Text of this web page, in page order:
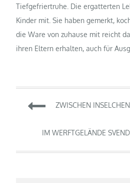
Tiefgefriertruhe. Die ergatterten
Kinder mit. Sie haben gemerkt,
die Ware von zuhause mit reicht
ihren Eltern erhalten, auch für
ZWISCHEN
IM WERFTGELÄNDE